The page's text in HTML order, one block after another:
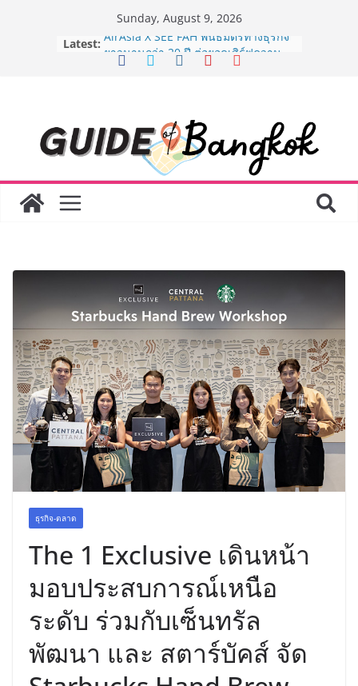
Sunday, August 9, 2026
Latest: AirAsia X SEE FAH พันธมิตรทางธุรกิจ
ยาวนานกว่า 20 ปี ต่อยอดเสิร์ฟความ
“BIO TRADE CONNECT 2026” ยก
ระดับผลิตภัณฑ์ท้องถิ่นสู่ตลาดเชิง
พาณิชย์อย่างยั่งยืน
LORDNINE จัดศึกคนดังสายเกม ไทย
ปะทะ ฟิลิปปินส์ ใน “Rise of the Tenth
ได้เตรียมนักเรียนเพียงเพื่อก้าวเข้าสู่
มหาวิทยาลัยเท่านั้น แต่ยังเตรียมพวก
เขาให้พร้อมเป็นผู้กำหนดอนาคต”
8.8 “ซูเลียน” รวมพลังนักธุรกิจทั่ว
ประเทศ จัดประชุมใหญ่แห่งปี พบ CEO
“ดร.ปิยะวัฒน์” ถ่ายทอดวิสัยทัศน์ธุรกิจ
พร้อมฟรีคอนเสิร์ต “โชค รถแห่” ยกวง
ธุรกิจ-ตลาด
The 1 Exclusive เดินหน้า
มอบประสบการณ์เหนือ
ระดับ ร่วมกับเซ็นทรัล
พัฒนา และ สตาร์บัคส์ จัด